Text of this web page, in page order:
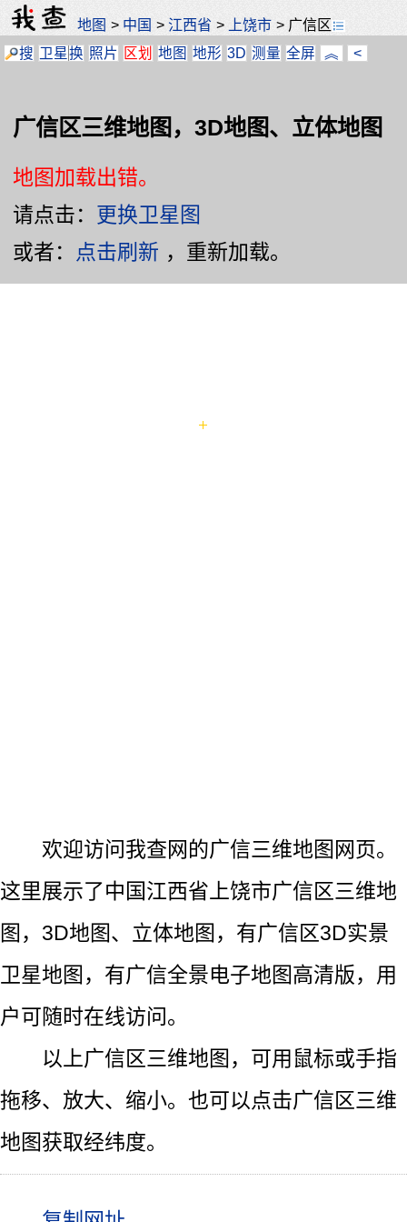
地图 > 中国 > 江西省 > 上饶市 > 广信区
搜 卫星换 照片 区划 地图 地形 3D 测量 全屏 ︽ <
广信区三维地图，3D地图、立体地图
地图加载出错。
请点击： 更换卫星图
或者： 点击刷新 ，重新加载。
欢迎访问我查网的广信三维地图网页。
这里展示了中国江西省上饶市广信区三维地
图，3D地图、立体地图，有广信区3D实景
卫星地图，有广信全景电子地图高清版，用
户可随时在线访问。
以上广信区三维地图，可用鼠标或手指
拖移、放大、缩小。也可以点击广信区三维
地图获取经纬度。